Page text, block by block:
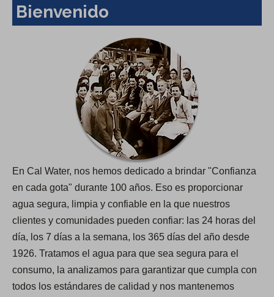
Bienvenido
En Cal Water, nos hemos dedicado a brindar "Confianza
en cada gota​​​​​​​" durante 100 años. Eso es proporcionar
agua segura, limpia y confiable en la que nuestros
clientes y comunidades pueden confiar: las 24 horas del
día, los 7 días a la semana, los 365 días del año desde
1926. Tratamos el agua para que sea segura para el
consumo, la analizamos para garantizar que cumpla con
todos los estándares de calidad y nos mantenemos